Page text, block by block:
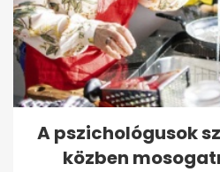
A pszichológusok
közben